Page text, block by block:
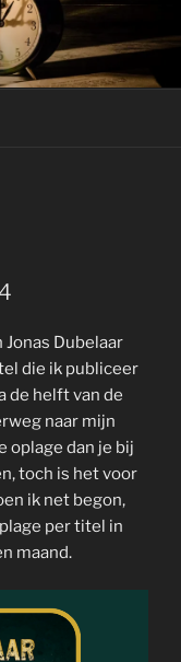
Jonas Dubelaar
die ik publiceer
de helft van de
naar mijn
oplage dan je bij
toch is het voor
ik net begon,
per titel in
maand.